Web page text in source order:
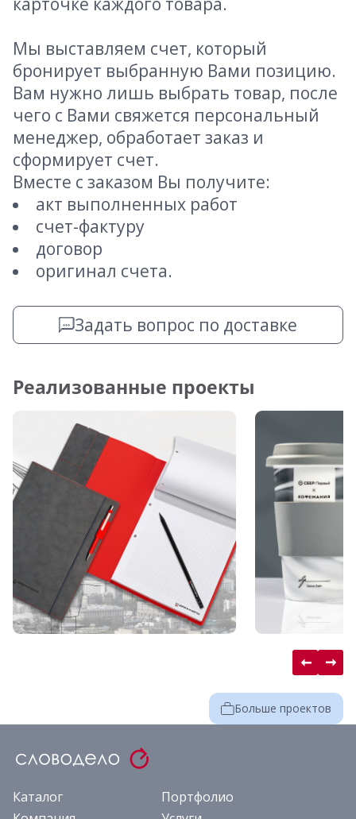
Мы выставляем счет, который
бронирует выбранную Вами позицию.
Вам нужно лишь выбрать товар, после
чего с Вами свяжется персональный
менеджер, обработает заказ и
сформирует счет.
Вместе с заказом Вы получите:
акт выполненных работ
счет-фактуру
договор
оригинал счета.
Задать вопрос по доставке
Реализованные проекты
Больше проектов
Каталог
Портфолио